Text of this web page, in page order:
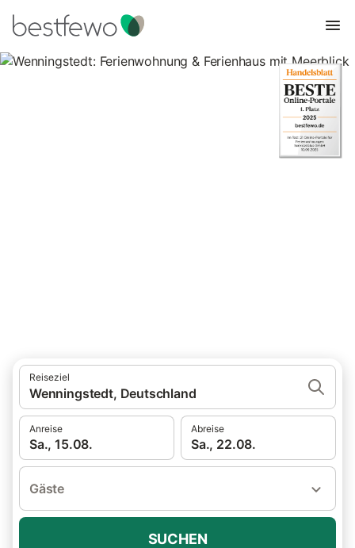
Reiseziel
Wenningstedt, Deutschland
Anreise
Sa., 15.08.
Abreise
Sa., 22.08.
Gäste
SUCHEN